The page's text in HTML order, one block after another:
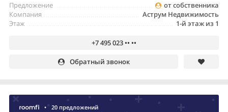
от собственника
Предложение
Аструм Недвижимость
Компания
1-й этаж из 1
Этаж
+7 495 023 •• ••
Обратный звонок
• 20 предложений